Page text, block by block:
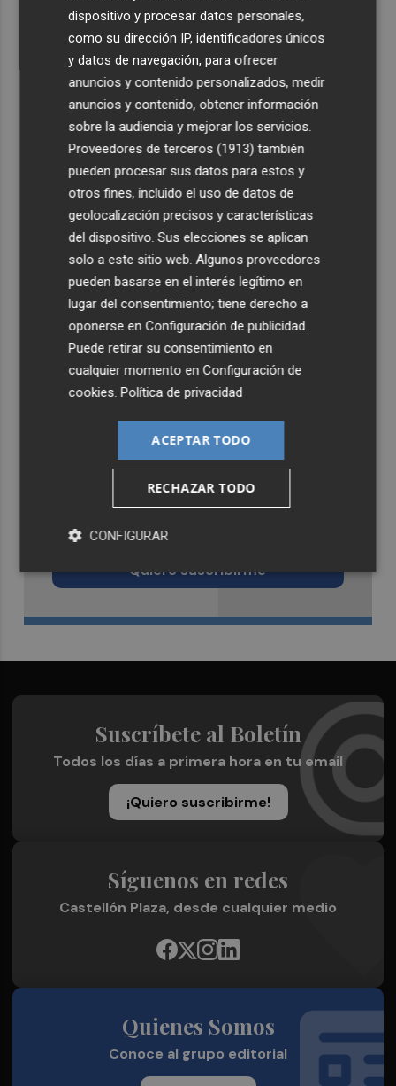
queremos ver en la Liga”
Ocho helicópteros, un avión y más de 100 brigadas se
movilizan en Moratalla por un incendio forestal
Recibe toda la actualidad de
Castellón Plaza en tu correo
Quiero suscribirme
Suscríbete al Boletín
Todos los días a primera hora en tu email
¡Quiero suscribirme!
Síguenos en redes
Castellón Plaza, desde cualquier medio
Quienes Somos
Conoce al grupo editorial
dispositivo y procesar datos personales,
como su dirección IP, identificadores únicos
y datos de navegación, para ofrecer
anuncios y contenido personalizados, medir
anuncios y contenido, obtener información
sobre la audiencia y mejorar los servicios.
Proveedores de terceros (1913) también
pueden procesar sus datos para estos y
otros fines, incluido el uso de datos de
geolocalización precisos y características
del dispositivo. Sus elecciones se aplican
solo a este sitio web. Algunos proveedores
pueden basarse en el interés legítimo en
lugar del consentimiento; tiene derecho a
oponerse enConfiguración de publicidad.
Puede retirar su consentimiento en
cualquier momento enConfiguración de
cookies.Política de privacidad
ACEPTAR TODO
RECHAZAR TODO
CONFIGURAR